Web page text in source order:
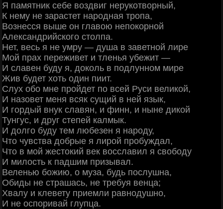
Я памятник себе воздвиг нерукотворный,
К нему не зарастет народная тропа,
Вознесся выше он главою непокорной
Александрийского столпа.
Нет, весь я не умру — душа в заветной лире
Мой прах переживет и тленья убежит —
И славен буду я, доколь в подлунном мире
Жив будет хоть один пиит.
Слух обо мне пройдет по всей Руси великой,
И назовет меня всяк сущий в ней язык,
И гордый внук славян, и финн, и ныне дикой
Тунгус, и друг степей калмык.
И долго буду тем любезен я народу,
Что чувства добрые я лирой пробуждал,
Что в мой жестокий век восславил я свободу
И милость к падшим призывал.
Веленью божию, о муза, будь послушна,
Обиды не страшась, не требуя венца;
Хвалу и клевету приемли равнодушно,
И не оспоривай глупца.